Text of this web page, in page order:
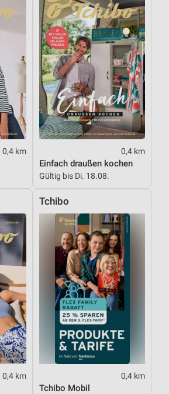
0,4 km 0,4 km
Einfach draußen kochen
Gültig bis Di. 18.08.
0,4 km
Tchibo
0,4 km
Tchibo Mobil
der Angebote
Daten zur Auswahl von
Standortdaten
angeforderten